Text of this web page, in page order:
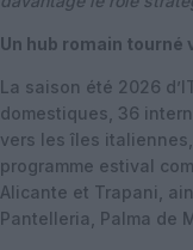
Un hub romain tourné
La saison été 2026
domestiques, 36
vers les îles
programme estival
Alicante et Trapani,
Pantelleria, Palma de